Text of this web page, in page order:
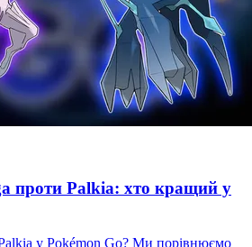
проти Palkia: хто кращий у
у Pokémon Go? Ми порівнюємо